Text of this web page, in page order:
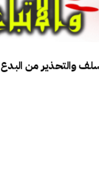
والتحذير من البدع